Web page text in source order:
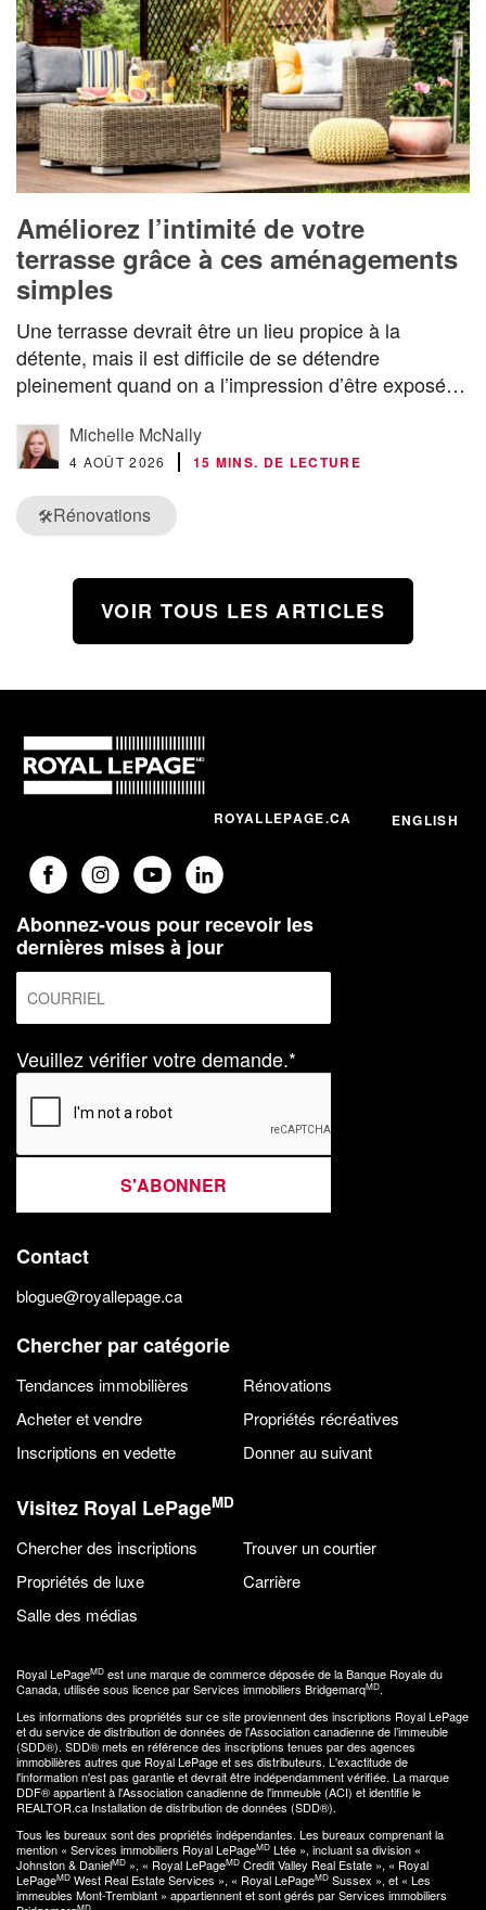
Améliorez l’intimité de votre
terrasse grâce à ces aménagements
simples
Une terrasse devrait être un lieu propice à la
détente, mais il est difficile de se détendre
pleinement quand on a l’impression d’être exposé…
Michelle McNally
4 AOÛT 2026 15 MINS. DE LECTURE
🛠️Rénovations
VOIR TOUS LES ARTICLES
ROYALLEPAGE.CA ENGLISH
Abonnez-vous pour recevoir les
dernières mises à jour
Veuillez vérifier votre demande.*
S'ABONNER
Contact
blogue@royallepage.ca
Chercher par catégorie
Tendances immobilières
Rénovations
Acheter et vendre
Propriétés récréatives
Inscriptions en vedette
Donner au suivant
Visitez Royal LePageMD
Chercher des inscriptions
Trouver un courtier
Propriétés de luxe
Carrière
Salle des médias
Royal LePageMD est une marque de commerce déposée de la Banque Royale du
Canada, utilisée sous licence par Services immobiliers BridgemarqMD.
Les informations des propriétés sur ce site proviennent des inscriptions Royal LePage
et du service de distribution de données de l'Association canadienne de l’immeuble
(SDD®). SDD® mets en référence des inscriptions tenues par des agences
immobilières autres que Royal LePage et ses distributeurs. L'exactitude de
l'information n'est pas garantie et devrait être indépendamment vérifiée. La marque
DDF® appartient à l'Association canadienne de l'immeuble (ACI) et identifie le
REALTOR.ca Installation de distribution de données (SDD®).
Tous les bureaux sont des propriétés indépendantes. Les bureaux comprenant la
mention « Services immobiliers Royal LePageMD Ltée », incluant sa division «
Johnston & DanielMD », « Royal LePageMD Credit Valley Real Estate », « Royal
LePageMD West Real Estate Services », « Royal LePageMD Sussex », et « Les
immeubles Mont-Tremblant » appartiennent et sont gérés par Services immobiliers
MD